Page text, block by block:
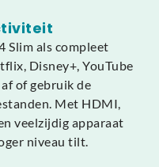
Slim als compleet
Disney+, YouTube
of gebruik de
Met HDMI,
veelzijdig apparaat
niveau tilt.